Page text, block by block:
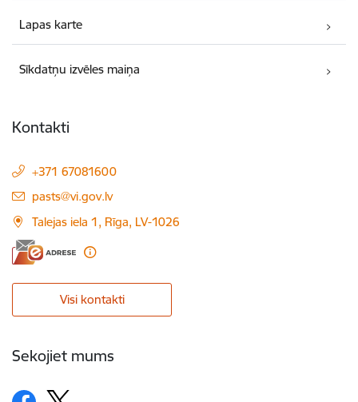
Lapas karte
Sīkdatņu izvēles maiņa
Kontakti
+371 67081600
E-pasts:
pasts@vi.gov.lv
Talejas iela 1, Rīga, LV-1026
Visi kontakti
Sekojiet mums